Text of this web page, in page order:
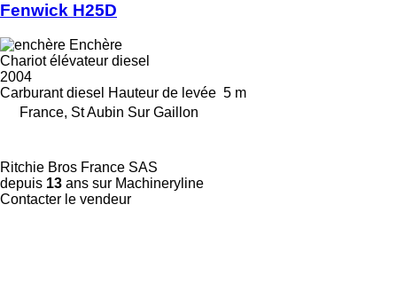
Fenwick H25D
Enchère
Chariot élévateur diesel
2004
Carburant diesel Hauteur de levée 5 m
France, St Aubin Sur Gaillon
Ritchie Bros France SAS
depuis 13 ans sur Machineryline
Contacter le vendeur